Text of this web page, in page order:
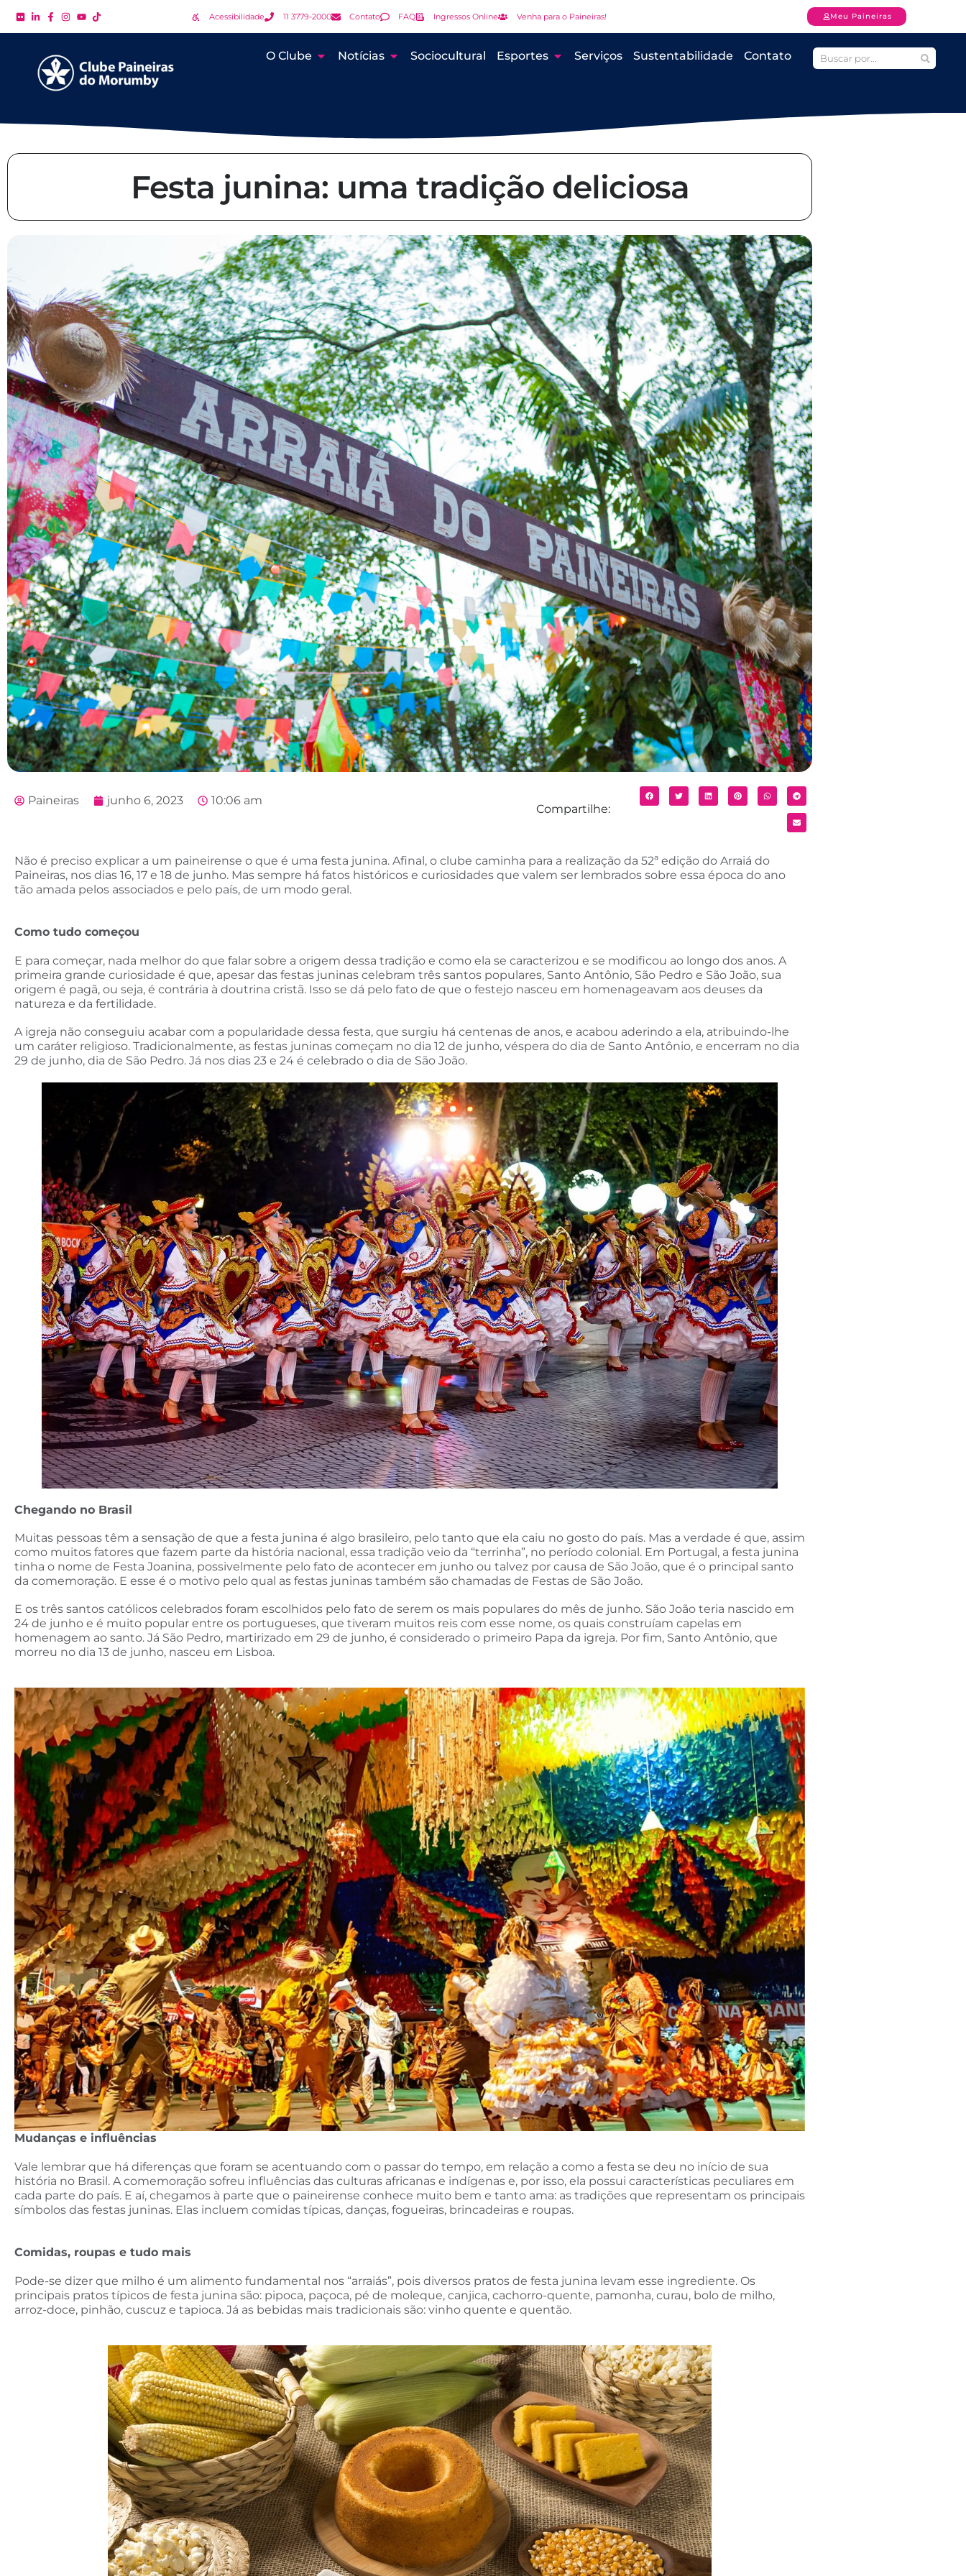
Acessibilidade 11 3779-2000 Contato FAQ Ingressos Online Venha para o Paineiras! Meu Paineiras
O Clube Notícias Sociocultural Esportes Serviços Sustentabilidade Contato
Festa junina: uma tradição deliciosa
Paineiras junho 6, 2023 10:06 am
Compartilhe:
Não é preciso explicar a um paineirense o que é uma festa junina. Afinal, o clube caminha para a realização da 52ª edição do Arraiá do
Paineiras, nos dias 16, 17 e 18 de junho. Mas sempre há fatos históricos e curiosidades que valem ser lembrados sobre essa época do ano
tão amada pelos associados e pelo país, de um modo geral.
Como tudo começou
E para começar, nada melhor do que falar sobre a origem dessa tradição e como ela se caracterizou e se modificou ao longo dos anos. A
primeira grande curiosidade é que, apesar das festas juninas celebram três santos populares, Santo Antônio, São Pedro e São João, sua
origem é pagã, ou seja, é contrária à doutrina cristã. Isso se dá pelo fato de que o festejo nasceu em homenageavam aos deuses da
natureza e da fertilidade.
A igreja não conseguiu acabar com a popularidade dessa festa, que surgiu há centenas de anos, e acabou aderindo a ela, atribuindo-lhe
um caráter religioso. Tradicionalmente, as festas juninas começam no dia 12 de junho, véspera do dia de Santo Antônio, e encerram no dia
29 de junho, dia de São Pedro. Já nos dias 23 e 24 é celebrado o dia de São João.
Chegando no Brasil
Muitas pessoas têm a sensação de que a festa junina é algo brasileiro, pelo tanto que ela caiu no gosto do país. Mas a verdade é que, assim
como muitos fatores que fazem parte da história nacional, essa tradição veio da “terrinha”, no período colonial. Em Portugal, a festa junina
tinha o nome de Festa Joanina, possivelmente pelo fato de acontecer em junho ou talvez por causa de São João, que é o principal santo
da comemoração. E esse é o motivo pelo qual as festas juninas também são chamadas de Festas de São João.
E os três santos católicos celebrados foram escolhidos pelo fato de serem os mais populares do mês de junho. São João teria nascido em
24 de junho e é muito popular entre os portugueses, que tiveram muitos reis com esse nome, os quais construíam capelas em
homenagem ao santo. Já São Pedro, martirizado em 29 de junho, é considerado o primeiro Papa da igreja. Por fim, Santo Antônio, que
morreu no dia 13 de junho, nasceu em Lisboa.
Mudanças e influências
Vale lembrar que há diferenças que foram se acentuando com o passar do tempo, em relação a como a festa se deu no início de sua
história no Brasil. A comemoração sofreu influências das culturas africanas e indígenas e, por isso, ela possui características peculiares em
cada parte do país. E aí, chegamos à parte que o paineirense conhece muito bem e tanto ama: as tradições que representam os principais
símbolos das festas juninas. Elas incluem comidas típicas, danças, fogueiras, brincadeiras e roupas.
Comidas, roupas e tudo mais
Pode-se dizer que milho é um alimento fundamental nos “arraiás”, pois diversos pratos de festa junina levam esse ingrediente. Os
principais pratos típicos de festa junina são: pipoca, paçoca, pé de moleque, canjica, cachorro-quente, pamonha, curau, bolo de milho,
arroz-doce, pinhão, cuscuz e tapioca. Já as bebidas mais tradicionais são: vinho quente e quentão.